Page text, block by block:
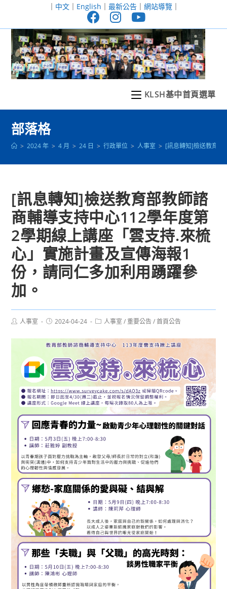
至
｜ 中文｜ English ｜ 最新公告｜ 網站導覽｜
KLSH基中首頁選單
部落格
> 2024 年 > 4 月 > 24 日 > 行政單位 > 人事室 > [訊息轉知]檢送教育部
[訊息轉知]檢送教育部教師諮
商輔導支持中心112學年度第
2學期線上講座「雲支持.來梳
心」實施計畫及宣傳海報1
份，請同仁多加利用踴躍參
加。
Post人事室
Post2024-04-24
Post人事室 / 重要公告 / 首頁公告